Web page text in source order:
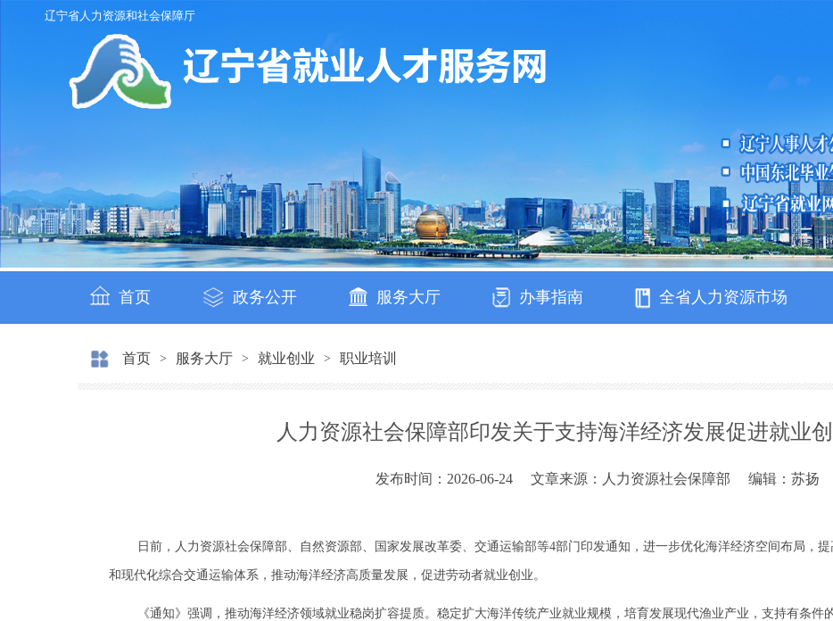
辽宁省人力资源和社会保障厅
首页 政务公开 服务大厅 办事指南 全省人力资源市场
首页 > 服务大厅 > 就业创业 > 职业培训
人力资源社会保障部印发关于支持海洋经济发展促进就业
发布时间：2026-06-24 文章来源：人力资源社会保障部 编辑：苏扬
日前，人力资源社会保障部、自然资源部、国家发展改革委、交通运输部等4部门印发通知 ， 进一步优化海洋经济空间布局，
和现代化综合交通运输体系，推动海洋经济高质量发展，促进劳动者就业创业。
《通知》强调， 推动海洋经济领域就业稳岗扩容提质。 稳定扩大海洋传统产业就业规模， 培育发展现代渔业产业，支持有条件